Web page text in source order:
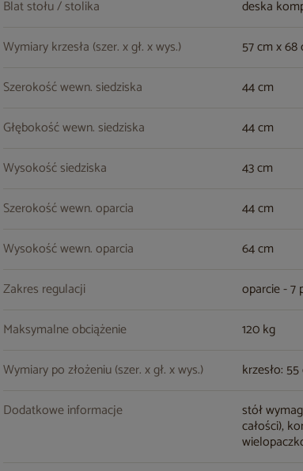
Blat stołu / stolika
deska
Wymiary krzesła (szer. x gł. x wys.)
57 cm x 68
Szerokość wewn. siedziska
44 cm
Głębokość wewn. siedziska
44 cm
Wysokość siedziska
43 cm
Szerokość wewn. oparcia
44 cm
Wysokość wewn. oparcia
64 cm
Zakres regulacji
oparcie - 7
Maksymalne obciążenie
120 kg
Wymiary po złożeniu (szer. x gł. x wys.)
krzesło:
Dodatkowe informacje
stół
całości),